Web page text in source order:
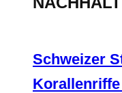
Schweizer